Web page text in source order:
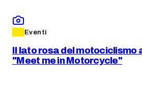
Eventi
Il lato rosa del motociclismo
"Meet me in Motorcycle"